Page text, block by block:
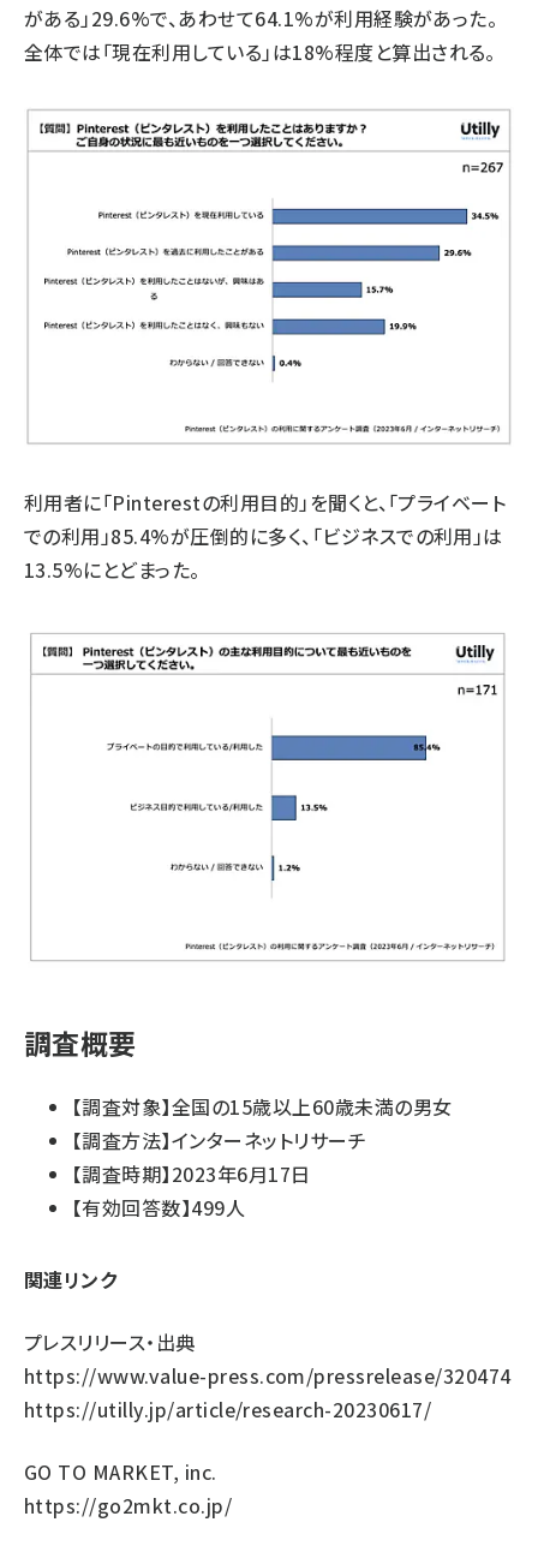
がある」29.6%で、あわせて64.1%が利用経験があった。
全体では「現在利用している」は18%程度と算出される。
利用者に「Pinterestの利用目的」を聞くと、「プライベート
での利用」85.4%が圧倒的に多く、「ビジネスでの利用」は
13.5%にとどまった。
調査概要
【調査対象】全国の15歳以上60歳未満の男女
【調査方法】インターネットリサーチ
【調査時期】2023年6月17日
【有効回答数】499人
関連リンク
プレスリリース・出典
https://www.value-press.com/pressrelease/320474
https://utilly.jp/article/research-20230617/
GO TO MARKET, inc.
https://go2mkt.co.jp/